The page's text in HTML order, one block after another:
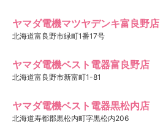
ヤマダ電機マツヤデンキ富良野店
北海道富良野市緑町1番17号
ヤマダ電機ベスト電器富良野店
北海道富良野市新富町1-81
ヤマダ電機ベスト電器黒松内店
北海道寿都郡黒松内町字黒松内206